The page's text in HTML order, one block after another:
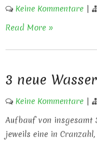
Keine Kommentare |
Read More »
3 neue
Keine Kommentare |
Aufbauf von insgesamt
jeweils eine in